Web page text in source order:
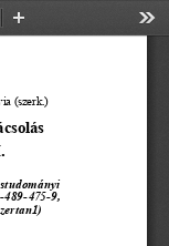
(szerk.)
489-475-9,